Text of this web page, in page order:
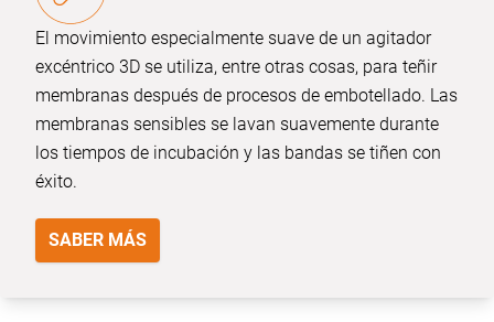
El movimiento especialmente suave de un agitador
excéntrico 3D se utiliza, entre otras cosas, para teñir
membranas después de procesos de embotellado. Las
membranas sensibles se lavan suavemente durante
los tiempos de incubación y las bandas se tiñen con
éxito.
SABER MÁS